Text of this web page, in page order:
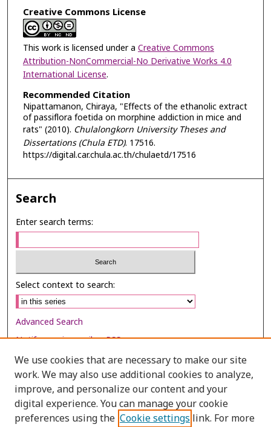
Creative Commons License
This work is licensed under a Creative Commons
Attribution-NonCommercial-No Derivative Works 4.0
International License.
Recommended Citation
Nipattamanon, Chiraya, "Effects of the ethanolic extract
of passiflora foetida on morphine addiction in mice and
rats" (2010). Chulalongkorn University Theses and
Dissertations (Chula ETD). 17516.
https://digital.car.chula.ac.th/chulaetd/17516
Search
Enter search terms:
Select context to search:
Advanced Search
Notify me via email orRSS
Browse
Collections
Disciplines
Authors
We use cookies that are necessary to make our site
work. We may also use additional cookies to analyze,
improve, and personalize our content and your
digital experience. You can manage your cookie
preferences using the Cookie settings link. For more